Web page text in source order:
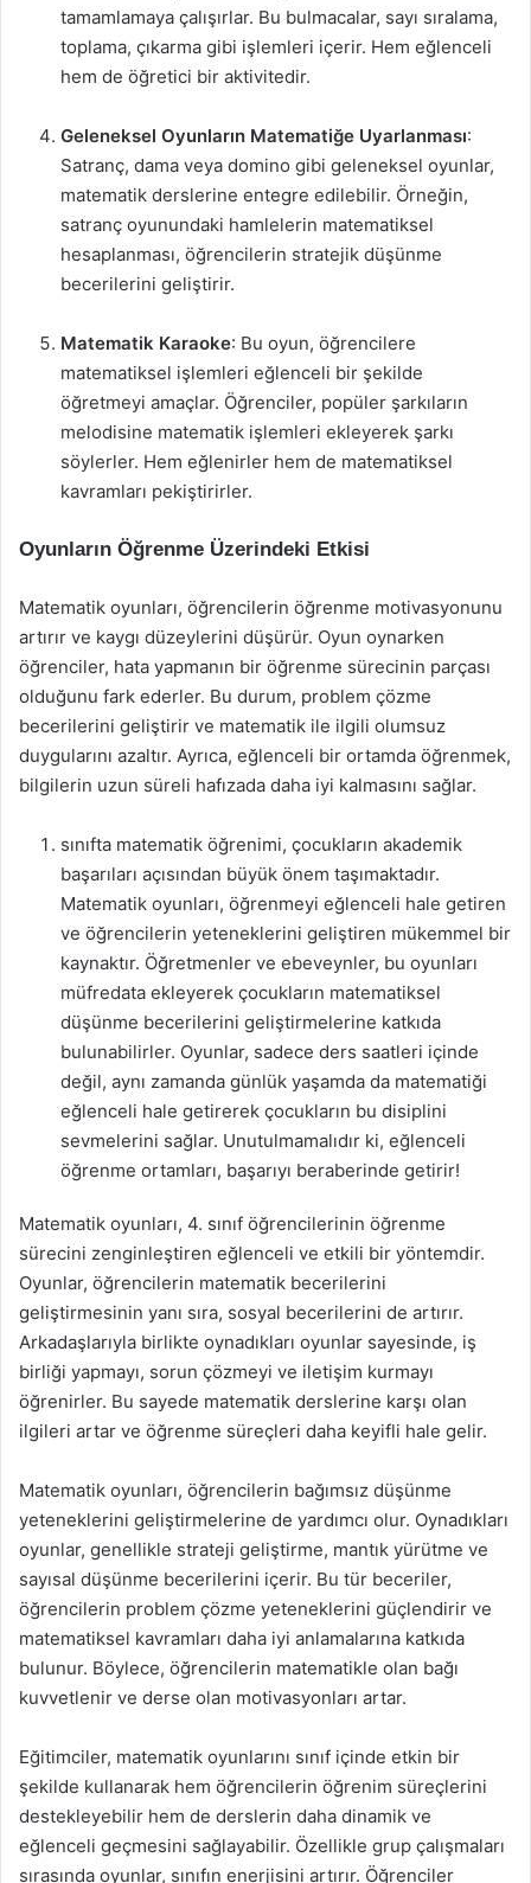
tamamlamaya çalışırlar. Bu bulmacalar, sayı sıralama,
toplama, çıkarma gibi işlemleri içerir. Hem eğlenceli
hem de öğretici bir aktivitedir.
Geleneksel Oyunların Matematiğe Uyarlanması:
Satranç, dama veya domino gibi geleneksel oyunlar,
matematik derslerine entegre edilebilir. Örneğin,
satranç oyunundaki hamlelerin matematiksel
hesaplanması, öğrencilerin stratejik düşünme
becerilerini geliştirir.
Matematik Karaoke: Bu oyun, öğrencilere
matematiksel işlemleri eğlenceli bir şekilde
öğretmeyi amaçlar. Öğrenciler, popüler şarkıların
melodisine matematik işlemleri ekleyerek şarkı
söylerler. Hem eğlenirler hem de matematiksel
kavramları pekiştirirler.
Oyunların Öğrenme Üzerindeki Etkisi
Matematik oyunları, öğrencilerin öğrenme motivasyonunu
artırır ve kaygı düzeylerini düşürür. Oyun oynarken
öğrenciler, hata yapmanın bir öğrenme sürecinin parçası
olduğunu fark ederler. Bu durum, problem çözme
becerilerini geliştirir ve matematik ile ilgili olumsuz
duygularını azaltır. Ayrıca, eğlenceli bir ortamda öğrenmek,
bilgilerin uzun süreli hafızada daha iyi kalmasını sağlar.
sınıfta matematik öğrenimi, çocukların akademik
başarıları açısından büyük önem taşımaktadır.
Matematik oyunları, öğrenmeyi eğlenceli hale getiren
ve öğrencilerin yeteneklerini geliştiren mükemmel bir
kaynaktır. Öğretmenler ve ebeveynler, bu oyunları
müfredata ekleyerek çocukların matematiksel
düşünme becerilerini geliştirmelerine katkıda
bulunabilirler. Oyunlar, sadece ders saatleri içinde
değil, aynı zamanda günlük yaşamda da matematiği
eğlenceli hale getirerek çocukların bu disiplini
sevmelerini sağlar. Unutulmamalıdır ki, eğlenceli
öğrenme ortamları, başarıyı beraberinde getirir!
Matematik oyunları, 4. sınıf öğrencilerinin öğrenme
sürecini zenginleştiren eğlenceli ve etkili bir yöntemdir.
Oyunlar, öğrencilerin matematik becerilerini
geliştirmesinin yanı sıra, sosyal becerilerini de artırır.
Arkadaşlarıyla birlikte oynadıkları oyunlar sayesinde, iş
birliği yapmayı, sorun çözmeyi ve iletişim kurmayı
öğrenirler. Bu sayede matematik derslerine karşı olan
ilgileri artar ve öğrenme süreçleri daha keyifli hale gelir.
Matematik oyunları, öğrencilerin bağımsız düşünme
yeteneklerini geliştirmelerine de yardımcı olur. Oynadıkları
oyunlar, genellikle strateji geliştirme, mantık yürütme ve
sayısal düşünme becerilerini içerir. Bu tür beceriler,
öğrencilerin problem çözme yeteneklerini güçlendirir ve
matematiksel kavramları daha iyi anlamalarına katkıda
bulunur. Böylece, öğrencilerin matematikle olan bağı
kuvvetlenir ve derse olan motivasyonları artar.
Eğitimciler, matematik oyunlarını sınıf içinde etkin bir
şekilde kullanarak hem öğrencilerin öğrenim süreçlerini
destekleyebilir hem de derslerin daha dinamik ve
eğlenceli geçmesini sağlayabilir. Özellikle grup çalışmaları
sırasında oyunlar, sınıfın enerjisini artırır. Öğrenciler